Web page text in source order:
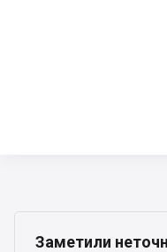
Заметили